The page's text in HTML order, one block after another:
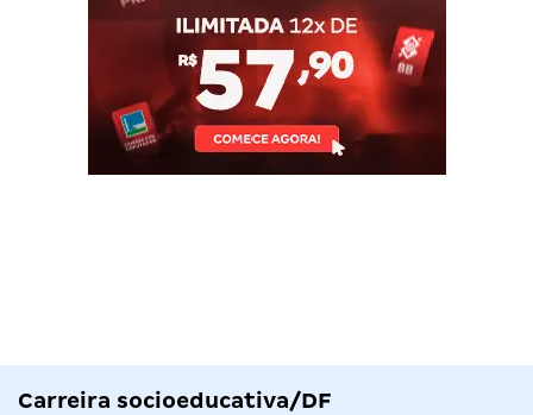
Carreira socioeducativa/DF